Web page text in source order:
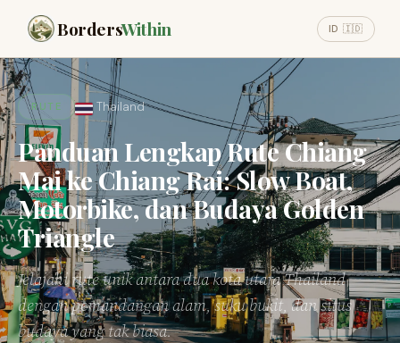
BordersWithin ID 🇮🇩
RUTE Thailand
Panduan Lengkap Rute Chiang
Mai ke Chiang Rai: Slow Boat,
Motorbike, dan Budaya Golden
Triangle
Jelajahi rute unik antara dua kota utara Thailand
dengan pemandangan alam, suku bukit, dan situs
budaya yang tak biasa.